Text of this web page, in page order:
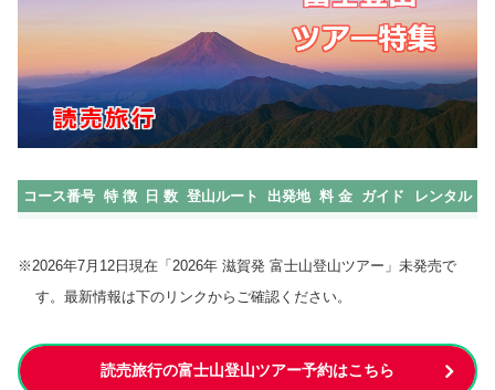
コース番号 特 徴 日 数 登山ルート 出発地 料 金 ガイド レンタル
※2026年7月12日現在「2026年 滋賀発 富士山登山ツアー」未発売で
す。最新情報は下のリンクからご確認ください。
読売旅行の富士山登山ツアー予約はこちら